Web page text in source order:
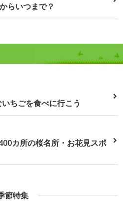
らいつまで？
ちごを食べに行こう
カ所の桜名所・お花見スポ
節特集